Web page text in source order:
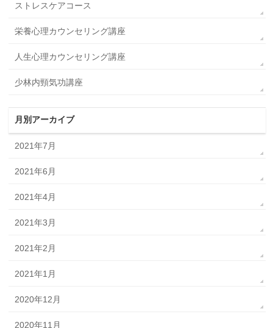
ストレスケアコース
栄養心理カウンセリング講座
人生心理カウンセリング講座
少林内頸気功講座
月別アーカイブ
2021年7月
2021年6月
2021年4月
2021年3月
2021年2月
2021年1月
2020年12月
2020年11月